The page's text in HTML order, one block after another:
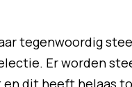
tegenwoordig
Er worden
dit heeft helaas